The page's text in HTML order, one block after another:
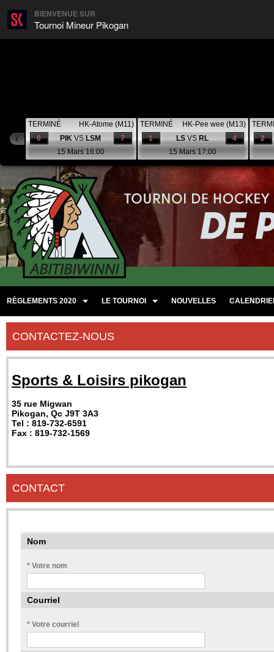
BIENVENUE SUR
Tournoi Mineur Pikogan
TERMINÉ
HK-Atome (M11)
7
0 PIKVSLSM
15 Mars 16:00
TERMINÉ
HK-Pee wee (M13)
4
1 LSVSRL
15 Mars 17:00
2
RÈGLEMENTS 2020 LE TOURNOI NOUVELLES
CONTACTEZ-NOUS
Sports & Loisirs pikogan
35 rue Migwan
Pikogan, Qc J9T 3A3
Tel : 819-732-6591
Fax : 819-732-1569
CONTACT
Nom
* Votre nom
Courriel
* Votre courriel